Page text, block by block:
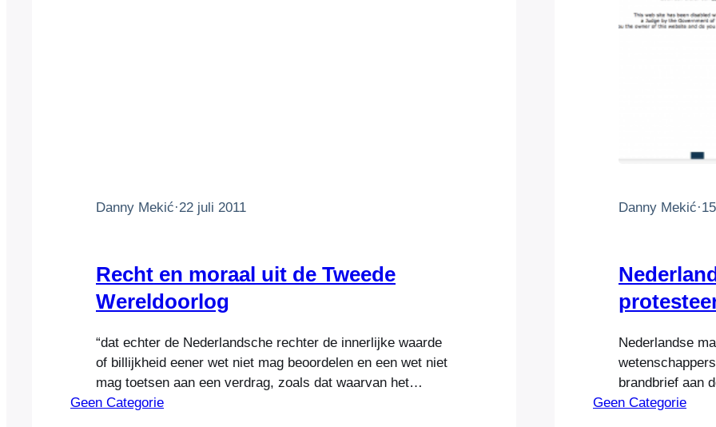
Danny Mekić·22 juli 2011
Recht en moraal uit de Tweede
Wereldoorlog
“dat echter de Nederlandsche rechter de innerlijke waarde
of billijkheid eener wet niet mag beoordelen en een wet niet
mag toetsen aan een verdrag, zoals dat waarvan het
Landoorlogreglement 1907 deel uitmaakt, en evenmin aan
Geen Categorie
Danny Mekić·
Nederlandse
brandbrief aan
gelanceerd
Geen Categorie